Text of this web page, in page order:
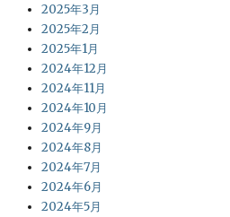
2025年3月
2025年2月
2025年1月
2024年12月
2024年11月
2024年10月
2024年9月
2024年8月
2024年7月
2024年6月
2024年5月